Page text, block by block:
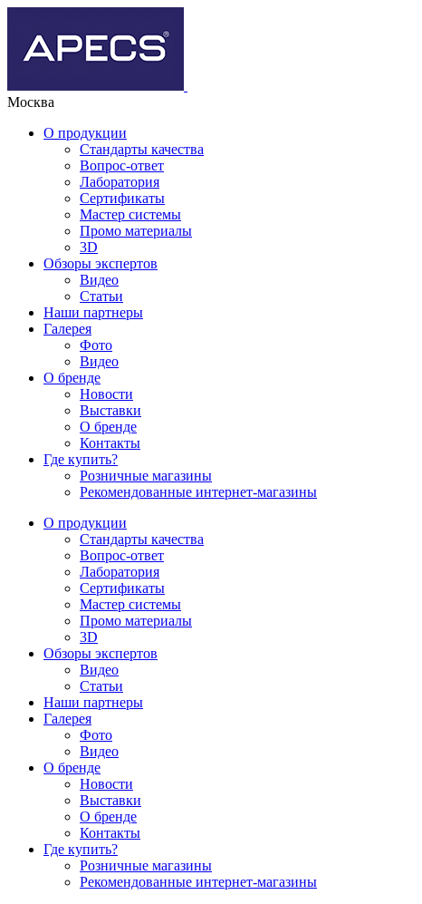
Москва
О продукции
Стандарты качества
Вопрос-ответ
Лаборатория
Сертификаты
Мастер системы
Промо материалы
3D
Обзоры экспертов
Видео
Статьи
Наши партнеры
Галерея
Фото
Видео
О бренде
Новости
Выставки
О бренде
Контакты
Где купить?
Розничные магазины
Рекомендованные интернет-магазины
О продукции
Стандарты качества
Вопрос-ответ
Лаборатория
Сертификаты
Мастер системы
Промо материалы
3D
Обзоры экспертов
Видео
Статьи
Наши партнеры
Галерея
Фото
Видео
О бренде
Новости
Выставки
О бренде
Контакты
Где купить?
Розничные магазины
Рекомендованные интернет-магазины